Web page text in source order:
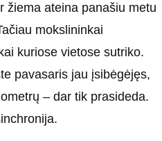
žiema ateina panašiu metu
mokslininkai
kuriose vietose sutriko.
pavasaris jau įsibėgėjęs,
– dar tik prasideda.